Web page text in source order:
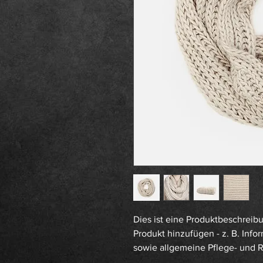
Dies ist eine
Produkt hinzufügen - z. B.
sowie allgemeine Pflege- und